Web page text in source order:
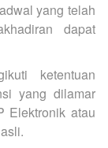
yang telah
dapat
ketentuan
yang dilamar
Elektronik atau